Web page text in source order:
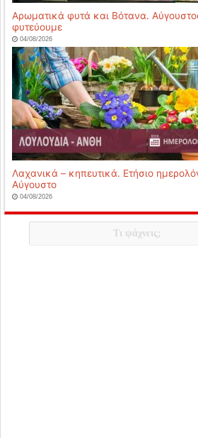
Αρωματικά φυτά και Βότανα.
φυτεύουμε
04/08/2026
Λαχανικά – κηπευτικά. Ετήσιο
Αύγουστο
04/08/2026